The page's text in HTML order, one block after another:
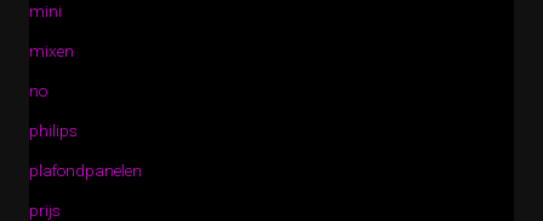
mini
mixen
no
philips
plafondpanelen
prijs